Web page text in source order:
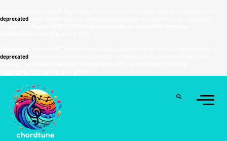
deprecated
deprecated